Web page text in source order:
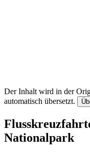
Der Inhalt wird in der
automatisch übersetzt.
Nationalpark